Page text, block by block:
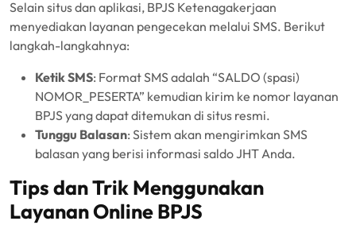
Selain situs dan aplikasi, BPJS Ketenagakerjaan
menyediakan layanan pengecekan melalui SMS. Berikut
langkah-langkahnya:
Ketik SMS: Format SMS adalah “SALDO (spasi)
NOMOR_PESERTA” kemudian kirim ke nomor layanan
BPJS yang dapat ditemukan di situs resmi.
Tunggu Balasan: Sistem akan mengirimkan SMS
balasan yang berisi informasi saldo JHT Anda.
Tips dan Trik Menggunakan
Layanan Online BPJS